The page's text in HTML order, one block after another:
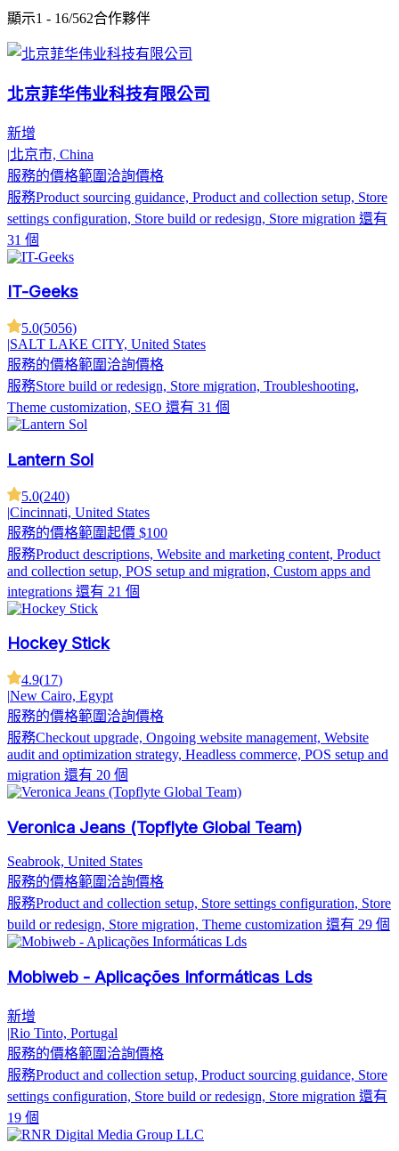
顯示1 - 16/562合作夥伴
北京菲华伟业科技有限公司
新增
|北京市, China
服務的價格範圍 洽詢價格
服務Product sourcing guidance, Product and collection setup, Store
settings configuration, Store build or redesign, Store migration 還有
31 個
IT-Geeks
5.0(5056)
|SALT LAKE CITY, United States
服務的價格範圍 洽詢價格
服務Store build or redesign, Store migration, Troubleshooting,
Theme customization, SEO 還有 31 個
Lantern Sol
5.0(240)
|Cincinnati, United States
服務的價格範圍起價 $100
服務Product descriptions, Website and marketing content, Product
and collection setup, POS setup and migration, Custom apps and
integrations 還有 21 個
Hockey Stick
4.9(17)
|New Cairo, Egypt
服務的價格範圍 洽詢價格
服務Checkout upgrade, Ongoing website management, Website
audit and optimization strategy, Headless commerce, POS setup and
migration 還有 20 個
Veronica Jeans (Topflyte Global Team)
Seabrook, United States
服務的價格範圍 洽詢價格
服務Product and collection setup, Store settings configuration, Store
build or redesign, Store migration, Theme customization 還有 29 個
Mobiweb - Aplicações Informáticas Lds
新增
|Rio Tinto, Portugal
服務的價格範圍 洽詢價格
服務Product and collection setup, Product sourcing guidance, Store
settings configuration, Store build or redesign, Store migration 還有
19 個